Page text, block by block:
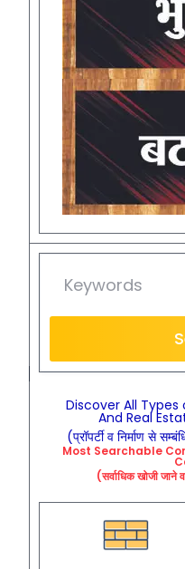
Discover All
And Real
(प्रॉपर्टी व निर्माण से
Most Searchable
(सर्वाधिक खोजी जाने